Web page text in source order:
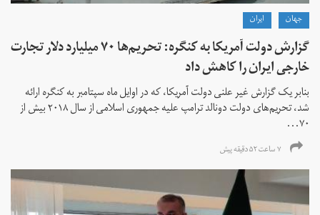
جهان ايران
گزارش دولت آمریکا به کنگره: تحریم‌ها ۷۰ میلیارد دلار تجارت
خارجی ایران را کاهش داد
بنابر یک گزارش غیر علنی دولت آمریکا، که در اوایل ماه سپتامبر به کنگره ارائه
شد، تحریم‌های دولت دونالد ترامپ علیه جمهوری اسلامی از سال ۲۰۱۸ بیش از
۷۰...
۷ ساعت ۵۲ دقیقه پیش